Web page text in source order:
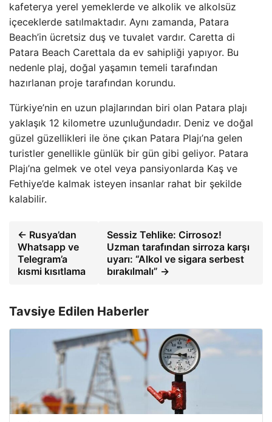
kafeterya yerel yemeklerde ve alkolik ve alkolsüz
içeceklerde satılmaktadır. Aynı zamanda, Patara
Beach’in ücretsiz duş ve tuvalet vardır. Caretta di
Patara Beach Carettala da ev sahipliği yapıyor. Bu
nedenle plaj, doğal yaşamın temeli tarafından
hazırlanan proje tarafından korundu.
Türkiye’nin en uzun plajlarından biri olan Patara plajı
yaklaşık 12 kilometre uzunluğundadır. Deniz ve doğal
güzel güzellikleri ile öne çıkan Patara Plajı’na gelen
turistler genellikle günlük bir gün gibi geliyor. Patara
Plajı’na gelmek ve otel veya pansiyonlarda Kaş ve
Fethiye’de kalmak isteyen insanlar rahat bir şekilde
kalabilir.
← Rusya’dan
Whatsapp ve
Telegram’a
kısmi kısıtlama
Sessiz Tehlike: Cirrosoz!
Uzman tarafından sirroza karşı
uyarı: “Alkol ve sigara serbest
bırakılmalı” →
Tavsiye Edilen Haberler